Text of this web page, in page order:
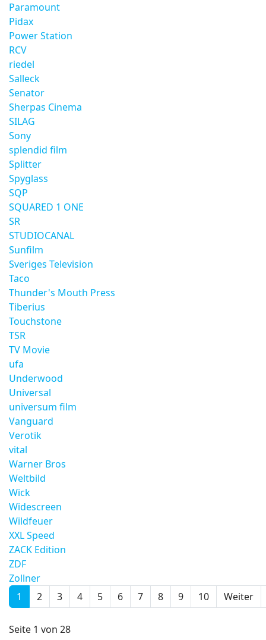
Paramount
Pidax
Power Station
RCV
riedel
Salleck
Senator
Sherpas Cinema
SILAG
Sony
splendid film
Splitter
Spyglass
SQP
SQUARED 1 ONE
SR
STUDIOCANAL
Sunfilm
Sveriges Television
Taco
Thunder's Mouth Press
Tiberius
Touchstone
TSR
TV Movie
ufa
Underwood
Universal
universum film
Vanguard
Verotik
vital
Warner Bros
Weltbild
Wick
Widescreen
Wildfeuer
XXL Speed
ZACK Edition
ZDF
Zollner
1
2 3 4 5 6 7 8 9 10 Weiter
Seite 1 von 28